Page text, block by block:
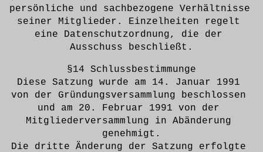
persönliche und sachbezogene Verhältnisse
seiner Mitglieder. Einzelheiten regelt
eine Datenschutzordnung, die der
Ausschuss beschließt.
§14 Schlussbestimmunge
Diese Satzung wurde am 14. Januar 1991
von der Gründungsversammlung beschlossen
und am 20. Februar 1991 von der
Mitgliederversammlung in Abänderung
genehmigt.
Die dritte Änderung der Satzung erfolgte